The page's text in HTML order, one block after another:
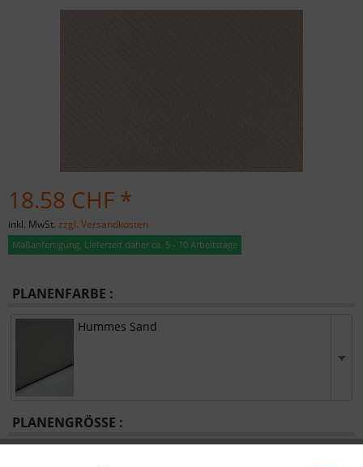
18.58 CHF *
inkl. MwSt. zzgl. Versandkosten
Maßanfertigung, Lieferzeit daher ca. 5 - 10 Arbeitstage
PLANENFARBE :
Hummes Sand
PLANENGRÖSSE :